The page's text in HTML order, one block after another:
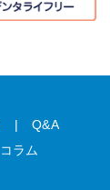
Q&A
コラム